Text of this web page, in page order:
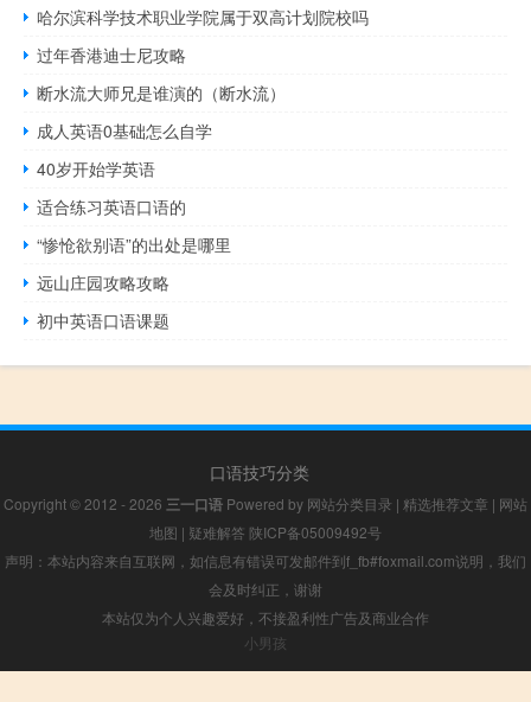
哈尔滨科学技术职业学院属于双高计划院校吗
过年香港迪士尼攻略
断水流大师兄是谁演的（断水流）
成人英语0基础怎么自学
40岁开始学英语
适合练习英语口语的
“惨怆欲别语”的出处是哪里
远山庄园攻略攻略
初中英语口语课题
口语技巧分类
Copyright © 2012 - 2026 三一口语 Powered by 网站分类目录 | 精选推荐文章 | 网站
地图 | 疑难解答 陕ICP备05009492号
声明：本站内容来自互联网，如信息有错误可发邮件到f_fb#foxmail.com说明，我们
会及时纠正，谢谢
本站仅为个人兴趣爱好，不接盈利性广告及商业合作
小男孩